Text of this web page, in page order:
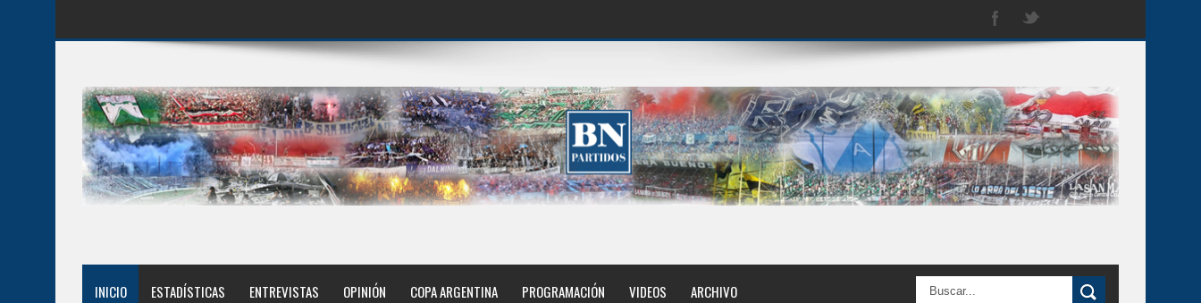
INICIO ESTADÍSTICAS ENTREVISTAS OPINIÓN COPA ARGENTINA PROGRAMACIÓN VIDEOS ARCHIVO